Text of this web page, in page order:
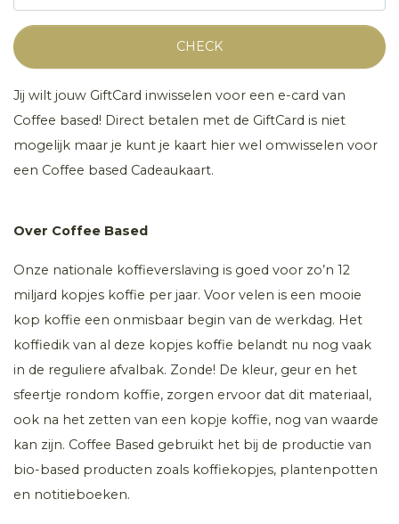
CHECK
Jij wilt jouw GiftCard inwisselen voor een e-card van
Coffee based! Direct betalen met de GiftCard is niet
mogelijk maar je kunt je kaart hier wel omwisselen voor
een Coffee based Cadeaukaart.
Over Coffee Based
Onze nationale koffieverslaving is goed voor zo’n 12
miljard kopjes koffie per jaar. Voor velen is een mooie
kop koffie een onmisbaar begin van de werkdag. Het
koffiedik van al deze kopjes koffie belandt nu nog vaak
in de reguliere afvalbak. Zonde! De kleur, geur en het
sfeertje rondom koffie, zorgen ervoor dat dit materiaal,
ook na het zetten van een kopje koffie, nog van waarde
kan zijn. Coffee Based gebruikt het bij de productie van
bio-based producten zoals koffiekopjes, plantenpotten
en notitieboeken.